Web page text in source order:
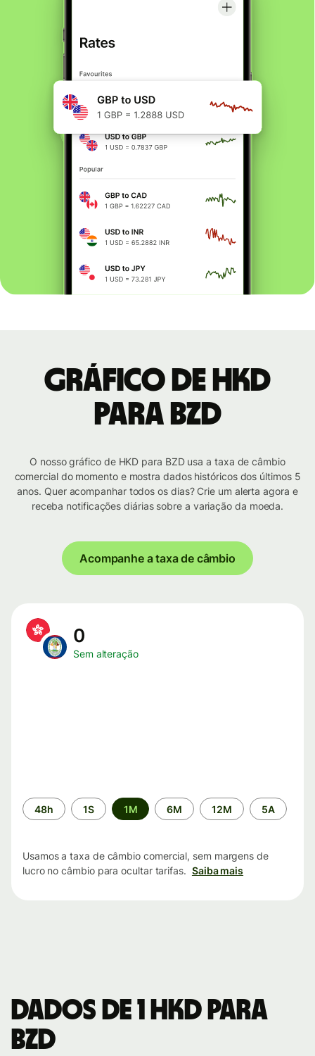
Gráfico de HKD
para BZD
O nosso gráfico de HKD para BZD usa a taxa de câmbio
comercial do momento e mostra dados históricos dos últimos 5
anos. Quer acompanhar todos os dias? Crie um alerta agora e
receba notificações diárias sobre a variação da moeda.
Acompanhe a taxa de câmbio
0
Sem alteração
Período
de
48h 1S 1M 6M 12M 5A
Usamos a taxa de câmbio comercial, sem margens de
lucro no câmbio para ocultar tarifas. Saiba mais
Dados de 1 HKD para
BZD